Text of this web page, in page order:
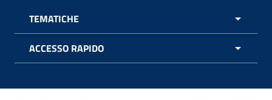
TEMATICHE
ACCESSO RAPIDO